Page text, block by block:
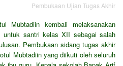
Pembukaan Ujian Tugas Akhir
Mubtadiin kembali melaksanakan
santri kelas XII sebagai salah
Pembukaan sidang tugas akhir
Mubtadiin yang diikuti oleh seluruh